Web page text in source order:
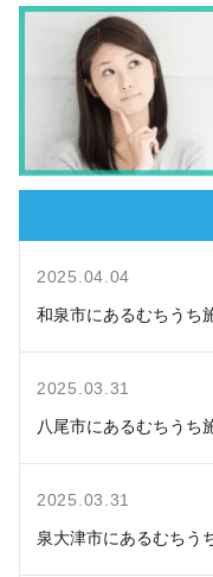
2025.04.04
和泉市にあるむちうち
2025.03.31
八尾市にあるむちうち
2025.03.31
泉大津市にあるむちう